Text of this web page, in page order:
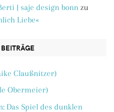
| saje design bonn zu
Liebe«
Claußnitzer)
Obermeier)
Das Spiel des dunklen